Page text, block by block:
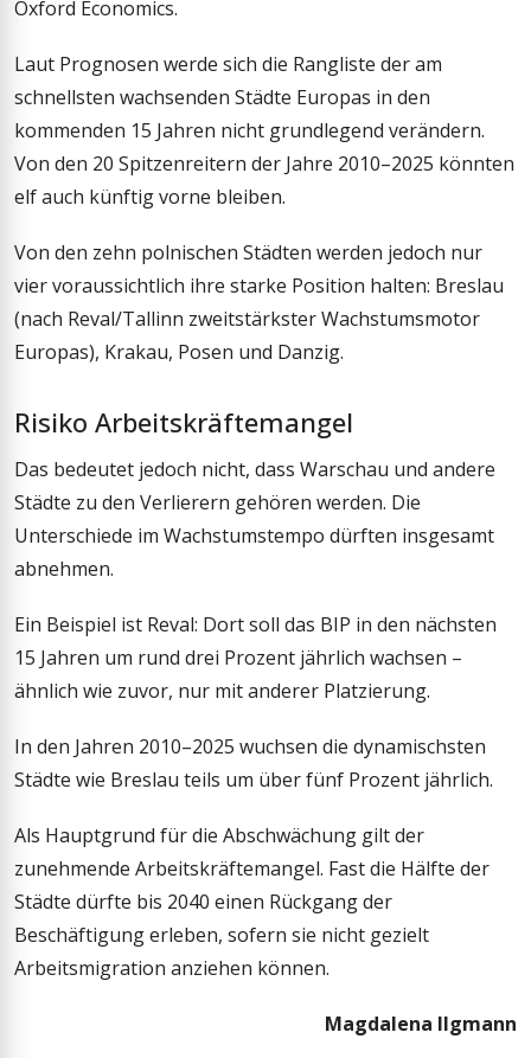
Oxford Economics.
Laut Prognosen werde sich die Rangliste der am
schnellsten wachsenden Städte Europas in den
kommenden 15 Jahren nicht grundlegend verändern.
Von den 20 Spitzenreitern der Jahre 2010–2025 könnten
elf auch künftig vorne bleiben.
Von den zehn polnischen Städten werden jedoch nur
vier voraussichtlich ihre starke Position halten: Breslau
(nach Reval/Tallinn zweitstärkster Wachstumsmotor
Europas), Krakau, Posen und Danzig.
Risiko Arbeitskräftemangel
Das bedeutet jedoch nicht, dass Warschau und andere
Städte zu den Verlierern gehören werden. Die
Unterschiede im Wachstumstempo dürften insgesamt
abnehmen.
Ein Beispiel ist Reval: Dort soll das BIP in den nächsten
15 Jahren um rund drei Prozent jährlich wachsen –
ähnlich wie zuvor, nur mit anderer Platzierung.
In den Jahren 2010–2025 wuchsen die dynamischsten
Städte wie Breslau teils um über fünf Prozent jährlich.
Als Hauptgrund für die Abschwächung gilt der
zunehmende Arbeitskräftemangel. Fast die Hälfte der
Städte dürfte bis 2040 einen Rückgang der
Beschäftigung erleben, sofern sie nicht gezielt
Arbeitsmigration anziehen können.
Magdalena Ilgmann